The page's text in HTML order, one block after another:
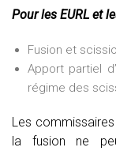
Pour les EURL et
Fusion et
Apport partiel
régime des
Les
la fusion ne